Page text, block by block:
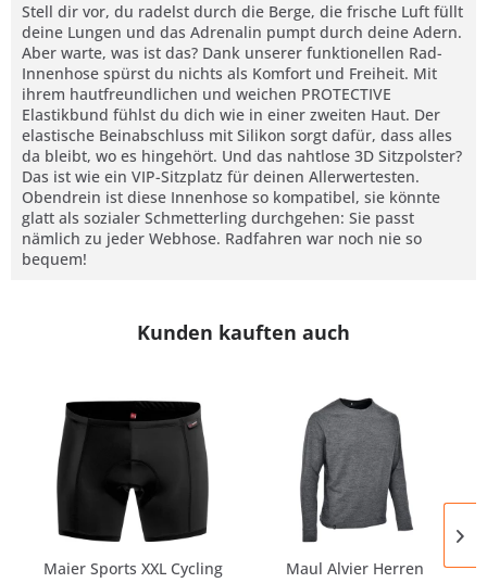
Stell dir vor, du radelst durch die Berge, die frische Luft füllt
deine Lungen und das Adrenalin pumpt durch deine Adern.
Aber warte, was ist das? Dank unserer funktionellen Rad-
Innenhose spürst du nichts als Komfort und Freiheit. Mit
ihrem hautfreundlichen und weichen PROTECTIVE
Elastikbund fühlst du dich wie in einer zweiten Haut. Der
elastische Beinabschluss mit Silikon sorgt dafür, dass alles
da bleibt, wo es hingehört. Und das nahtlose 3D Sitzpolster?
Das ist wie ein VIP-Sitzplatz für deinen Allerwertesten.
Obendrein ist diese Innenhose so kompatibel, sie könnte
glatt als sozialer Schmetterling durchgehen: Sie passt
nämlich zu jeder Webhose. Radfahren war noch nie so
bequem!
Kunden kauften auch
Maier Sports XXL Cycling
Maul Alvier Herren